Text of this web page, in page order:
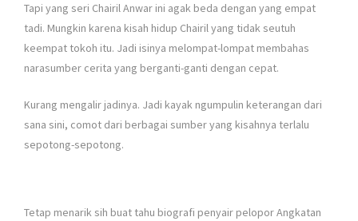
Tapi yang seri Chairil Anwar ini agak beda dengan yang empat
tadi. Mungkin karena kisah hidup Chairil yang tidak seutuh
keempat tokoh itu. Jadi isinya melompat-lompat membahas
narasumber cerita yang berganti-ganti dengan cepat.
Kurang mengalir jadinya. Jadi kayak ngumpulin keterangan dari
sana sini, comot dari berbagai sumber yang kisahnya terlalu
sepotong-sepotong.
Tetap menarik sih buat tahu biografi penyair pelopor Angkatan